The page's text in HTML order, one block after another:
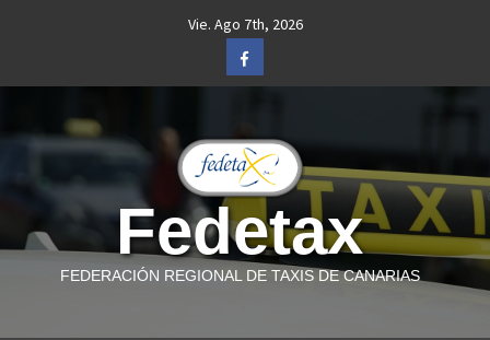
Vie. Ago 7th, 2026
Facebook
Fedetax
FEDERACIÓN REGIONAL DE TAXIS DE CANARIAS